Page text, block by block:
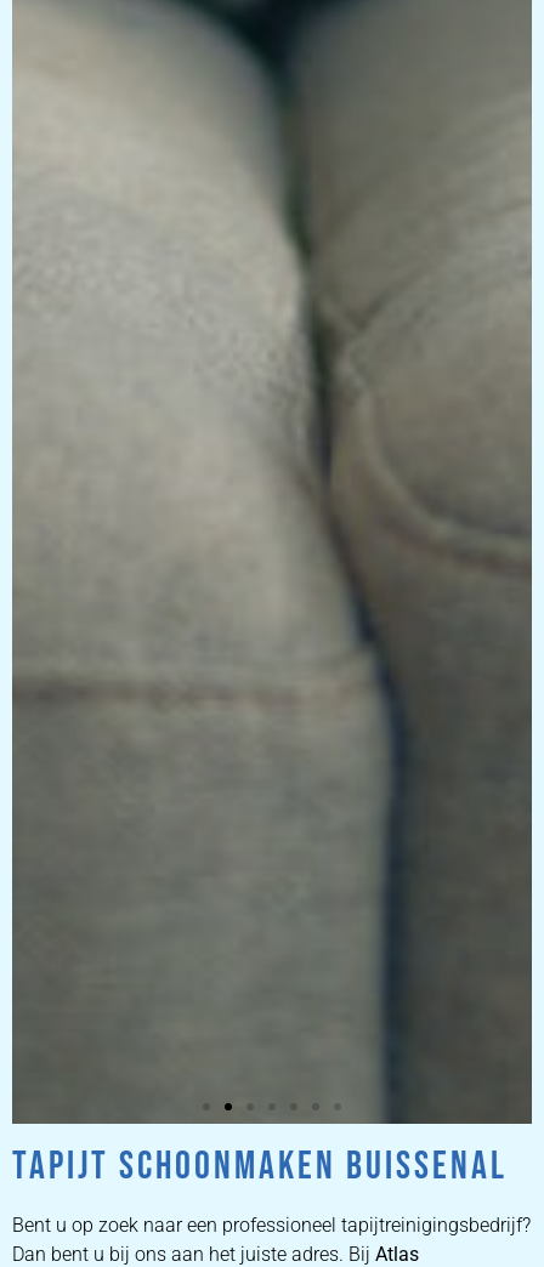
ZETEL
REINIGEN
TAPIJT SCHOONMAKEN BUISSENAL
Bent u op zoek naar een professioneel tapijtreinigingsbedrijf?
Dan bent u bij ons aan het juiste adres. Bij Atlas